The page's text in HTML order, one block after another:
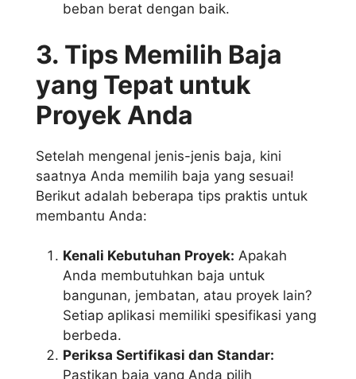
beban berat dengan baik.
3. Tips Memilih Baja
yang Tepat untuk
Proyek Anda
Setelah mengenal jenis-jenis baja, kini
saatnya Anda memilih baja yang sesuai!
Berikut adalah beberapa tips praktis untuk
membantu Anda:
Kenali Kebutuhan Proyek: Apakah
Anda membutuhkan baja untuk
bangunan, jembatan, atau proyek lain?
Setiap aplikasi memiliki spesifikasi yang
berbeda.
Periksa Sertifikasi dan Standar:
Pastikan baja yang Anda pilih